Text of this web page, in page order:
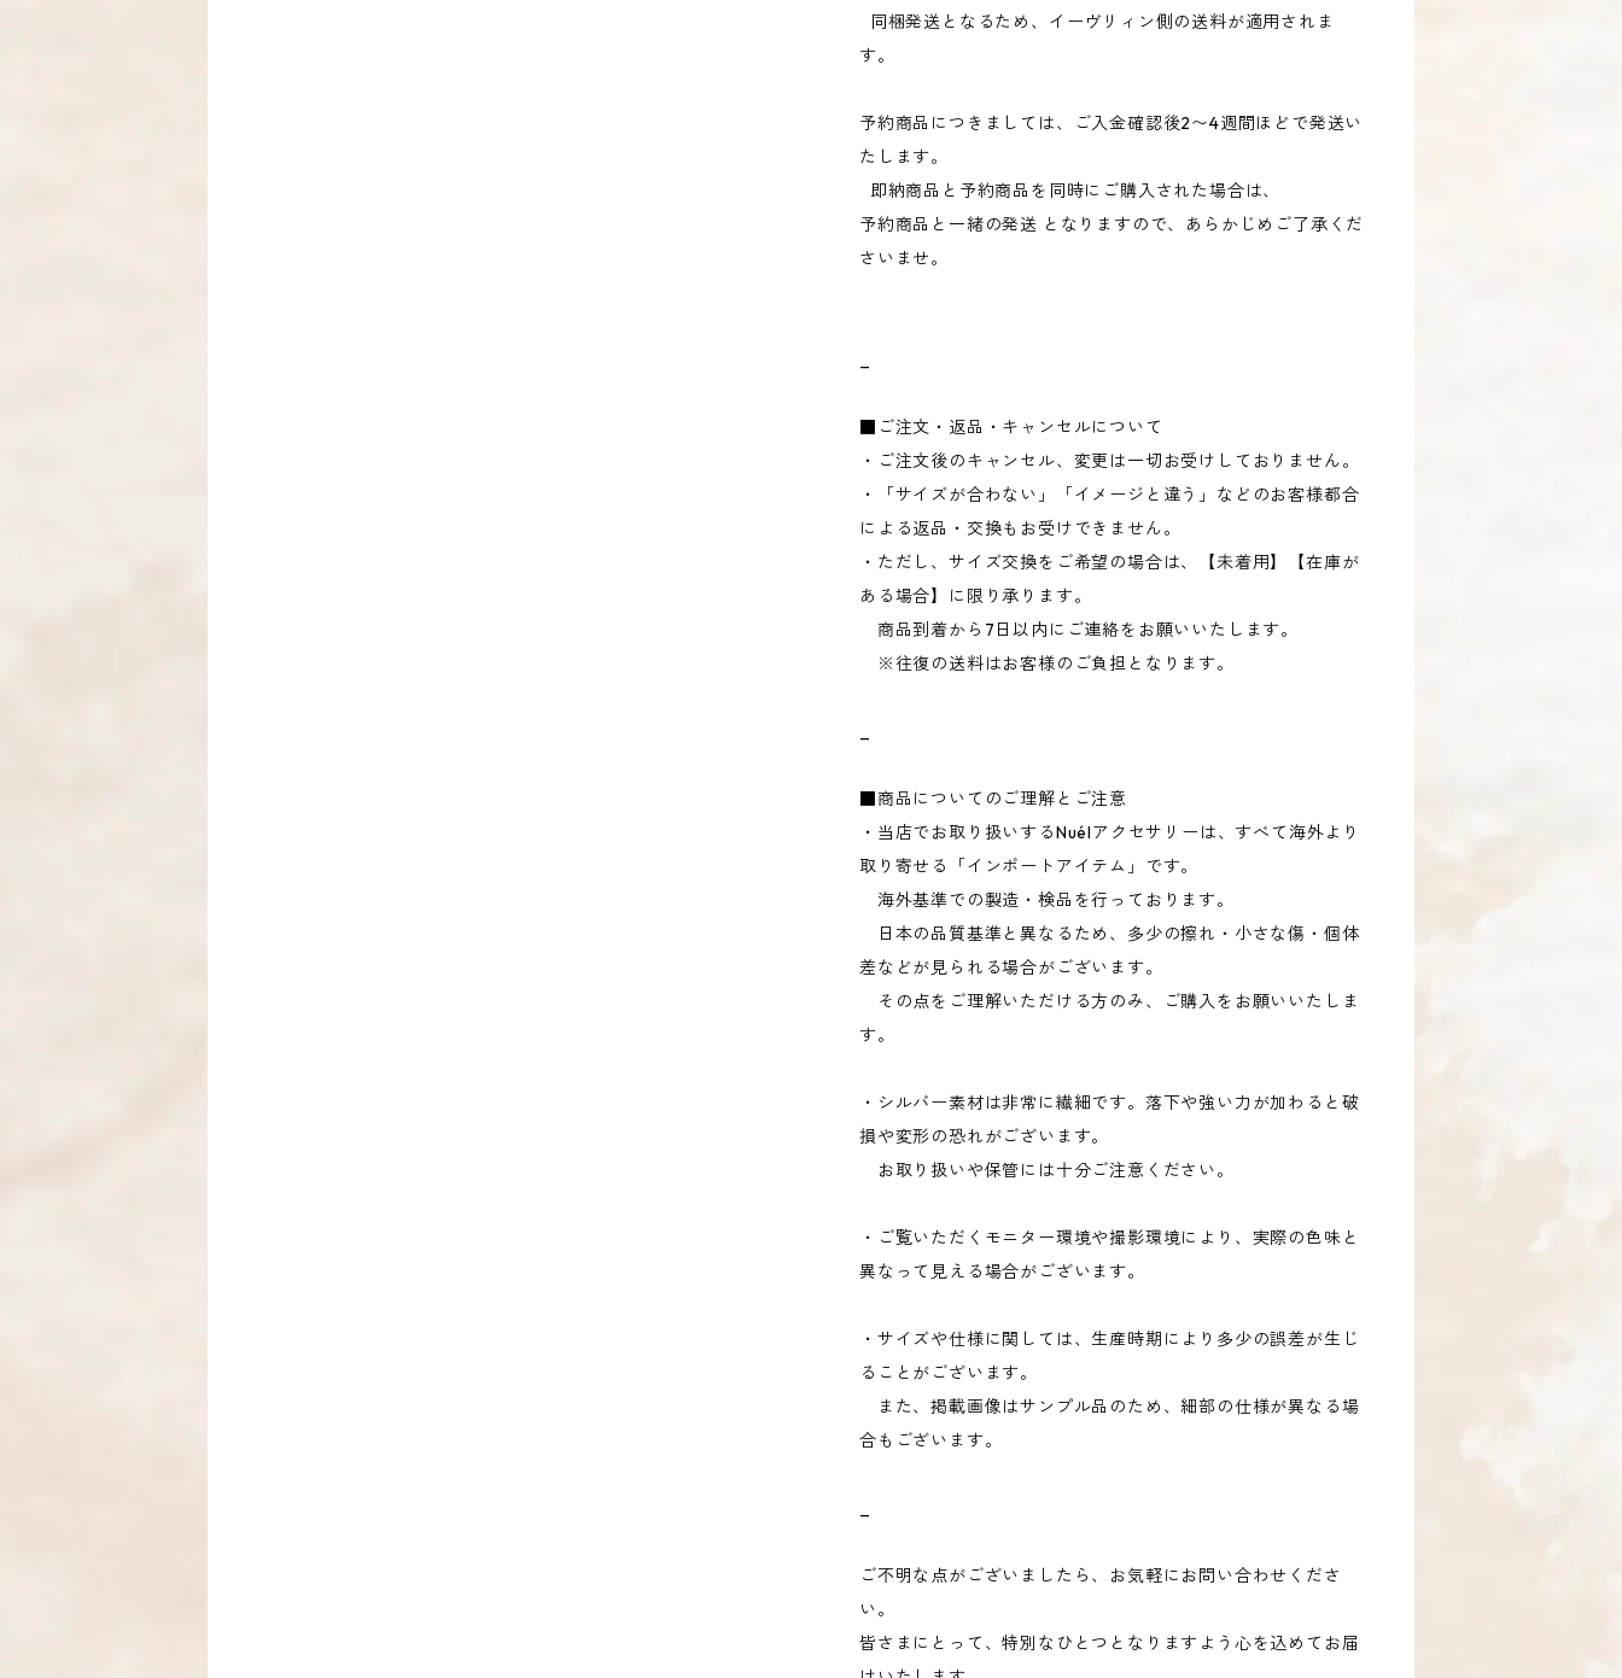
同梱発送となるため、イーヴリィン側の送料が適用されま
す。
予約商品につきましては、ご入金確認後2〜4週間ほどで発送い
たします。
即納商品と予約商品を同時にご購入された場合は、
予約商品と一緒の発送 となりますので、あらかじめご了承くだ
さいませ。
■ご注文・返品・キャンセルについて
・ご注文後のキャンセル、変更は一切お受けしておりません。
・「サイズが合わない」「イメージと違う」などのお客様都合
による返品・交換もお受けできません。
・ただし、サイズ交換をご希望の場合は、【未着用】【在庫が
ある場合】に限り承ります。
商品到着から7日以内にご連絡をお願いいたします。
※往復の送料はお客様のご負担となります。
■商品についてのご理解とご注意
・当店でお取り扱いするNuélアクセサリーは、すべて海外より
取り寄せる「インポートアイテム」です。
海外基準での製造・検品を行っております。
日本の品質基準と異なるため、多少の擦れ・小さな傷・個体
差などが見られる場合がございます。
その点をご理解いただける方のみ、ご購入をお願いいたしま
す。
・シルバー素材は非常に繊細です。落下や強い力が加わると破
損や変形の恐れがございます。
お取り扱いや保管には十分ご注意ください。
・ご覧いただくモニター環境や撮影環境により、実際の色味と
異なって見える場合がございます。
・サイズや仕様に関しては、生産時期により多少の誤差が生じ
ることがございます。
また、掲載画像はサンプル品のため、細部の仕様が異なる場
合もございます。
ご不明な点がございましたら、お気軽にお問い合わせくださ
い。
皆さまにとって、特別なひとつとなりますよう心を込めてお届